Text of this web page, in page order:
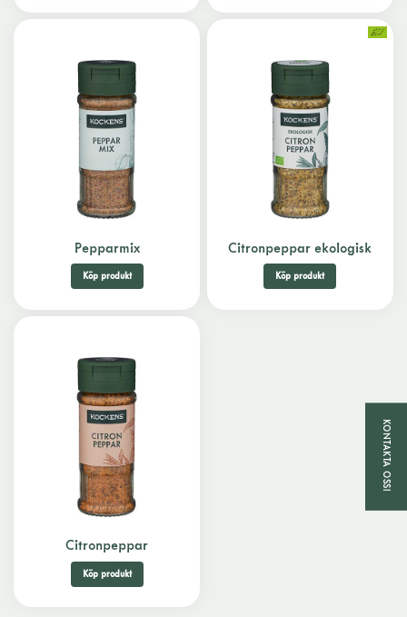
Pepparmix
Köp produkt
Citronpeppar ekologisk
Köp produkt
Citronpeppar
Köp produkt
KONTAKTA OSS!